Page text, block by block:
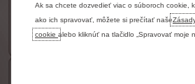
28 490 € bez DPH
Viac detailov
Ak sa chcete dozvedieť viac o súboroch cookie,
ako ich spravovať, môžete si prečítať naše
cookie alebo kliknúť na tlačidlo „Spravovať moje